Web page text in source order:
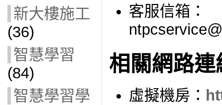
新大樓施工
(36)
智慧學習
(84)
智慧學習學
客服信箱：
相關網路連
虛擬機房：